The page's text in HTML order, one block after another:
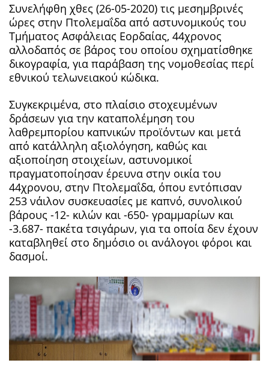
Συνελήφθη χθες (26-05-2020) τις μεσημβρινές
ώρες στην Πτολεμαΐδα από αστυνομικούς του
Τμήματος Ασφάλειας Εορδαίας, 44χρονος
αλλοδαπός σε βάρος του οποίου σχηματίσθηκε
δικογραφία, για παράβαση της νομοθεσίας περί
εθνικού τελωνειακού κώδικα.
Συγκεκριμένα, στο πλαίσιο στοχευμένων
δράσεων για την καταπολέμηση του
λαθρεμπορίου καπνικών προϊόντων και μετά
από κατάλληλη αξιολόγηση, καθώς και
αξιοποίηση στοιχείων, αστυνομικοί
πραγματοποίησαν έρευνα στην οικία του
44χρονου, στην Πτολεμαΐδα, όπου εντόπισαν
253 νάιλον συσκευασίες με καπνό, συνολικού
βάρους -12- κιλών και -650- γραμμαρίων και
-3.687- πακέτα τσιγάρων, για τα οποία δεν έχουν
καταβληθεί στο δημόσιο οι ανάλογοι φόροι και
δασμοί.